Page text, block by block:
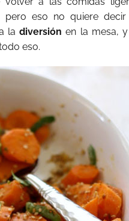
pero eso no quiere
ladiversiónen la mesa,
eso.